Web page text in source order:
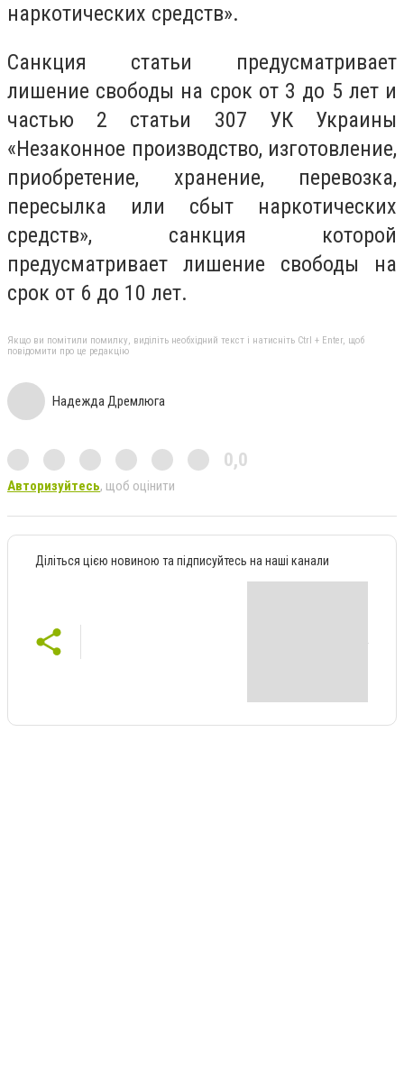
наркотических средств».
Санкция статьи предусматривает
лишение свободы на срок от 3 до 5 лет и
частью 2 статьи 307 УК Украины
«Незаконное производство, изготовление,
приобретение, хранение, перевозка,
пересылка или сбыт наркотических
средств», санкция которой
предусматривает лишение свободы на
срок от 6 до 10 лет.
Якщо ви помітили помилку, виділіть необхідний текст і натисніть Ctrl + Enter, щоб
повідомити про це редакцію
Надежда Дремлюга
0,0
Авторизуйтесь, щоб оцінити
Діліться цією новиною та підписуйтесь на наші канали